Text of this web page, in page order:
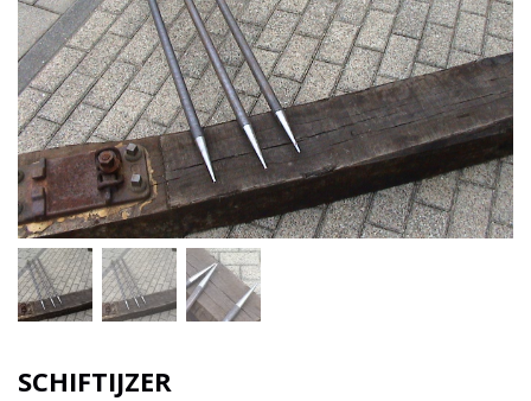
SCHIFTIJZER